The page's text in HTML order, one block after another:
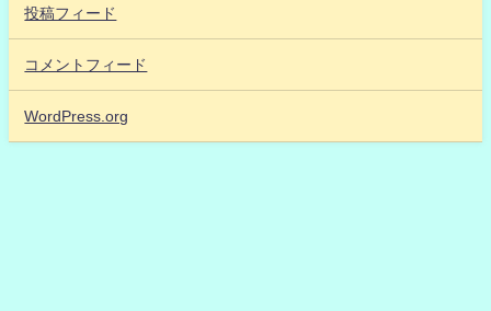
投稿フィード
コメントフィード
WordPress.org